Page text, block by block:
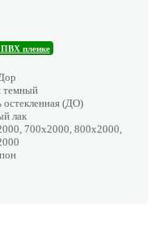
ПВХ пленке
темный
остекленная (ДО)
лак
700х2000, 800х2000,